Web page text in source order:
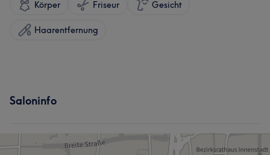
Körper Friseur Gesicht
Haarentfernung
Saloninfo